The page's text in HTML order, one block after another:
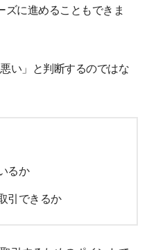
ズに進めることもできま
い」と判断するのではな
るか
引できるか